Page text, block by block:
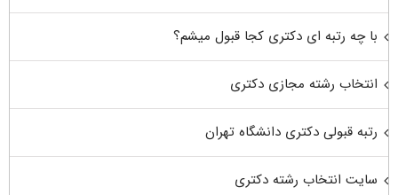
با چه رتبه ای دکتری کجا قبول میشم؟
انتخاب رشته مجازی دکتری
رتبه قبولی دکتری دانشگاه تهران
سایت انتخاب رشته دکتری